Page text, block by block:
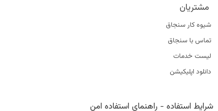
مشتریان
شیوه کار سنجاق
تماس با سنجاق
لیست خدمات
دانلود اپلیکیشن
شرایط استفاده - راهنمای استفاده امن